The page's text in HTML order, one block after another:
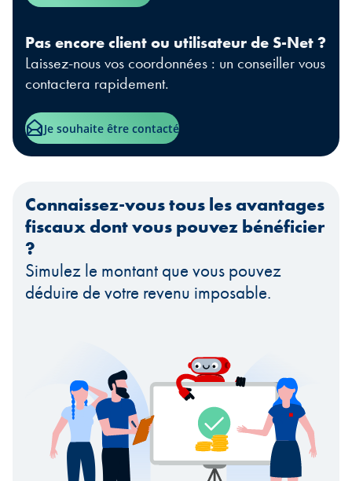
Pas encore client ou utilisateur de S-Net ?
Laissez-nous vos coordonnées : un conseiller vous
contactera rapidement.
Je souhaite être contacté
Connaissez-vous tous les avantages
fiscaux dont vous pouvez bénéficier
?
Simulez le montant que vous pouvez
déduire de votre revenu imposable.